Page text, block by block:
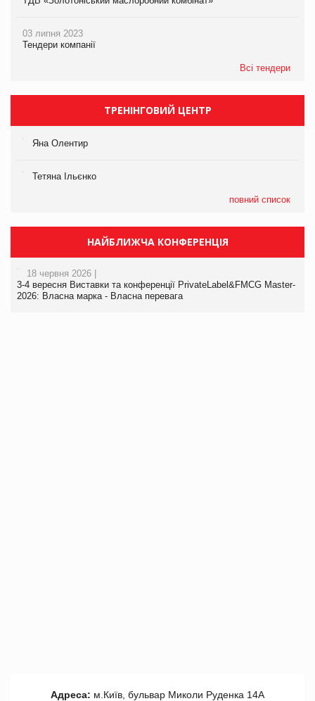
03 липня 2023
Тендери компанії
Всі тендери
ТРЕНІНГОВИЙ ЦЕНТР
Яна Олентир
Тетяна Ільєнко
повний список
НАЙБЛИЖЧА КОНФЕРЕНЦІЯ
18 червня 2026 |
3-4 вересня Виставки та конференції PrivateLabel&FMCG Master-
2026: Власна марка - Власна перевага
Адреса: м.Київ, бульвар Миколи Руденка 14А